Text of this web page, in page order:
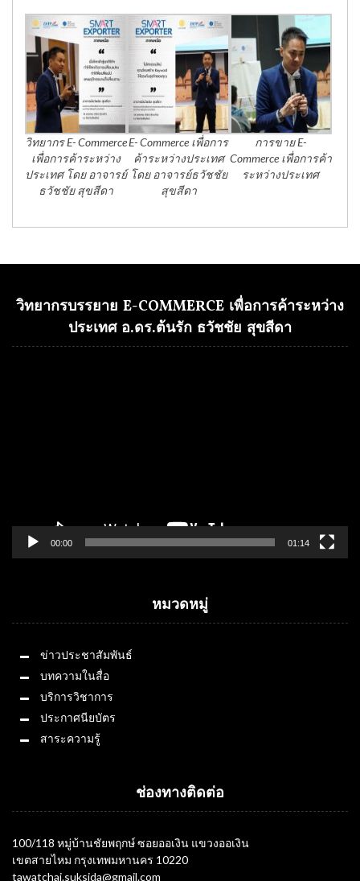
วิทยากร E- Commerce
เพื่อการค้าระหว่าง
ประเทศ โดย อาจารย์
ธวัชชัย สุขสีดา
E- Commerce เพื่อการ
ค้าระหว่างประเทศ
โดย อาจารย์ธวัชชัย
สุขสีดา
การขาย E-
Commerce เพื่อการค้า
ระหว่างประเทศ
วิทยากรบรรยาย E-COMMERCE เพื่อการค้าระหว่าง
ประเทศ อ.ดร.ต้นรัก ธวัชชัย สุขสีดา
00:00 01:14
หมวดหมู่
ข่าวประชาสัมพันธ์
บทความในสื่อ
บริการวิชาการ
ประกาศนียบัตร
สาระความรู้
ช่องทางติดต่อ
100/118 หมู่บ้านชัยพฤกษ์ ซอยออเงิน แขวงออเงิน
เขตสายไหม กรุงเทพมหานคร 10220
tawatchai.suksida@gmail.com